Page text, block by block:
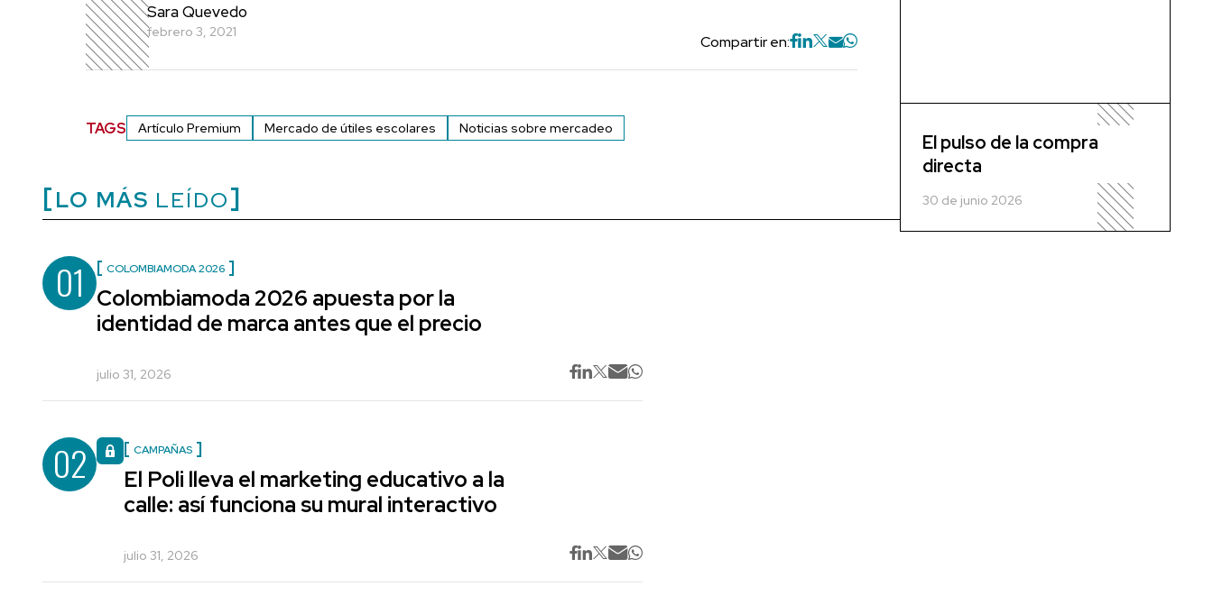
Sara Quevedo
febrero 3, 2021
Compartir en:
TAGS Artículo Premium Mercado de útiles escolares Noticias sobre mercadeo
LO MÁS LEÍDO
01 COLOMBIAMODA 2026
Colombiamoda 2026 apuesta por la
identidad de marca antes que el precio
julio 31, 2026
02 CAMPAÑAS
El Poli lleva el marketing educativo a la
calle: así funciona su mural interactivo
julio 31, 2026
El pulso de la compra
directa
30 de junio 2026